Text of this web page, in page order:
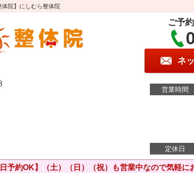
院】にしむら整体院
ご予
ネ
営業時間
定休日
日予約OK】（土）（日）（祝）も営業中なので気軽に